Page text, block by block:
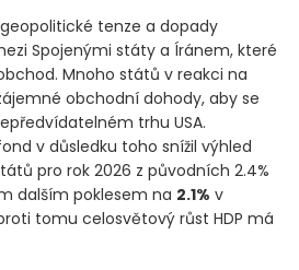
tenze a dopady
Spojenými státy a Íránem, které
Mnoho států v reakci na
obchodní dohody, aby se
trhu USA.
v důsledku toho snížil výhled
pro rok 2026 z původních 2.4%
dalším poklesem na 2.1% v
tomu celosvětový růst HDP má